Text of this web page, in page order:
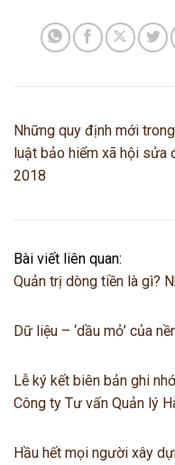
Những quy định mới trong
luật bảo hiểm xã hội sửa
2018
Bài viết liên quan:
Quản trị dòng tiền là gì?
Dữ liệu – ‘dầu mỏ’ của
Lễ ký kết biên bản ghi
Công ty Tư vấn Quản lý
Hầu hết mọi người xây